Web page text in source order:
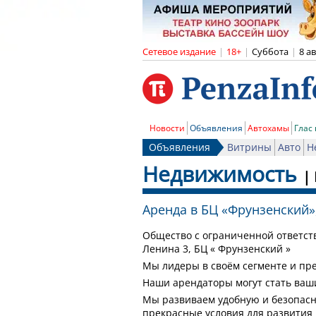
Сетевое издание | 18+ | Суббота | 8
Новости Объявления Автохамы
Объявления Витрины Авто
Недвижимость |
Аренда в БЦ
Общество с ограниченной ответственностью предлагает нежилые помещения по улице
Ленина 3, БЦ « Фрунзенский »
Мы лидеры в своём сегменте и
Наши арендаторы могут стать
Мы развиваем удобную и
прекрасные условия для